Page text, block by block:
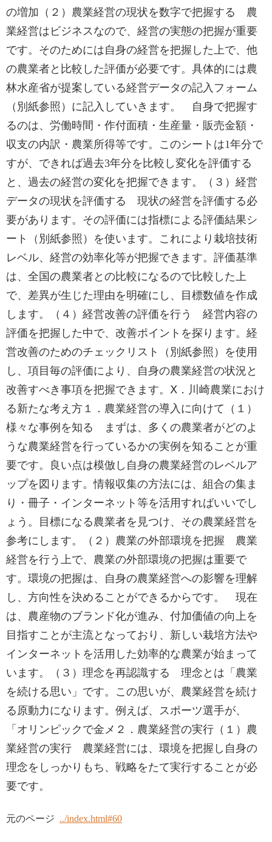
の増加（２）農業経営の現状を数字で把握する 農
業経営はビジネスなので、経営の実態の把握が重要
です。そのためには自身の経営を把握した上で、他
の農業者と比較した評価が必要です。具体的には農
林水産省が提案している経営データの記入フォーム
（別紙参照）に記入していきます。 自身で把握す
るのは、労働時間・作付面積・生産量・販売金額・
収支の内訳・農業所得等です。このシートは1年分で
すが、できれば過去3年分を比較し変化を評価する
と、過去の経営の変化を把握できます。（３）経営
データの現状を評価する 現状の経営を評価する必
要があります。その評価には指標による評価結果シ
ート（別紙参照）を使います。これにより栽培技術
レベル、経営の効率化等が把握できます。評価基準
は、全国の農業者との比較になるので比較した上
で、差異が生じた理由を明確にし、目標数値を作成
します。（４）経営改善の評価を行う 経営内容の
評価を把握した中で、改善ポイントを探ります。経
営改善のためのチェックリスト（別紙参照）を使用
し、項目毎の評価により、自身の農業経営の状況と
改善すべき事項を把握できます。Ⅹ．川崎農業におけ
る新たな考え方１．農業経営の導入に向けて（１）
様々な事例を知る まずは、多くの農業者がどのよ
うな農業経営を行っているかの実例を知ることが重
要です。良い点は模倣し自身の農業経営のレベルア
ップを図ります。情報収集の方法には、組合の集ま
り・冊子・インターネット等を活用すればいいでし
ょう。目標になる農業者を見つけ、その農業経営を
参考にします。（２）農業の外部環境を把握 農業
経営を行う上で、農業の外部環境の把握は重要で
す。環境の把握は、自身の農業経営への影響を理解
し、方向性を決めることができるからです。 現在
は、農産物のブランド化が進み、付加価値の向上を
目指すことが主流となっており、新しい栽培方法や
インターネットを活用した効率的な農業が始まって
います。（３）理念を再認識する 理念とは「農業
を続ける思い」です。この思いが、農業経営を続け
る原動力になります。例えば、スポーツ選手が、
「オリンピックで金メ２．農業経営の実行（１）農
業経営の実行 農業経営には、環境を把握し自身の
理念をしっかりもち、戦略をたて実行することが必
要です。
元のページ ../index.html#60